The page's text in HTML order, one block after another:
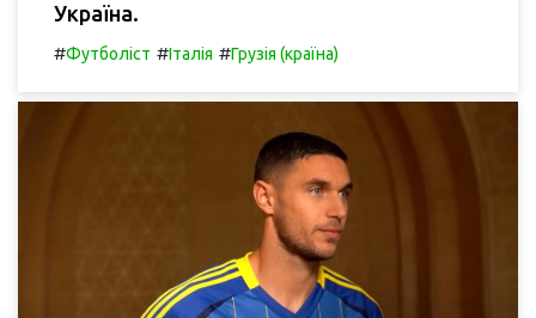
Україна.
#Футболіст #Італія #Грузія (країна)